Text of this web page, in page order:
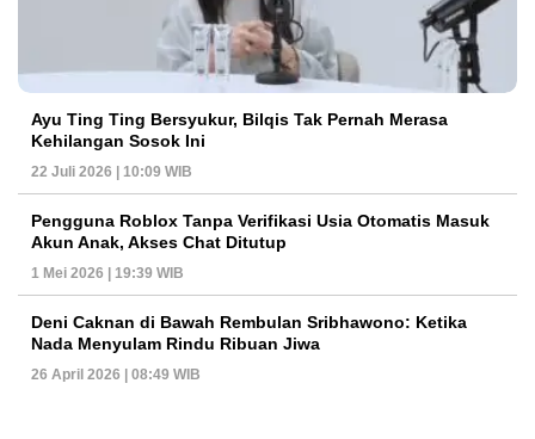
Ayu Ting Ting Bersyukur, Bilqis Tak Pernah Merasa
Kehilangan Sosok Ini
22 Juli 2026 | 10:09 WIB
Pengguna Roblox Tanpa Verifikasi Usia Otomatis Masuk
Akun Anak, Akses Chat Ditutup
1 Mei 2026 | 19:39 WIB
Deni Caknan di Bawah Rembulan Sribhawono: Ketika
Nada Menyulam Rindu Ribuan Jiwa
26 April 2026 | 08:49 WIB